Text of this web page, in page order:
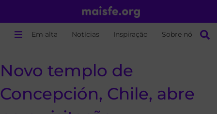
Em alta Notícias Inspiração Sobre nós
Novo templo de
Concepción, Chile, abre